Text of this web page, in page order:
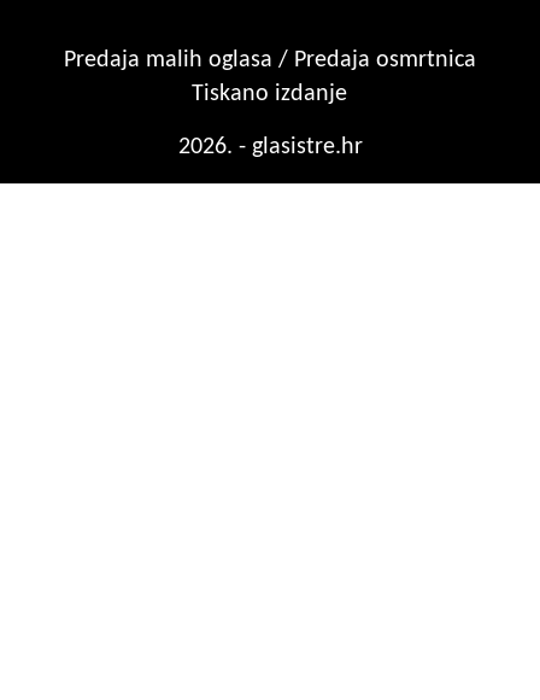
Predaja malih oglasa / Predaja osmrtnica
Tiskano izdanje
2026. - glasistre.hr